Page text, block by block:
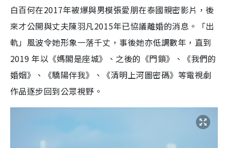
白百何在2017年被爆與男模張愛朋在泰國親密影片，後
來才公開與丈夫陳羽凡2015年已協議離婚的消息。「出
軌」風波令她形象一落千丈，事後她亦低調數年，直到
2019 年以《媽閣是座城》、之後的《門鎖》、《我們的
婚姻》、《驕陽伴我》、《清明上河圖密碼》等電視劇
作品逐步回到公眾視野。